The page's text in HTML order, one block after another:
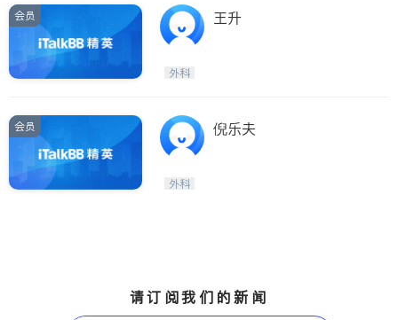
会员 王升
外科
会员 倪乐夫
外科
请订阅我们的新闻